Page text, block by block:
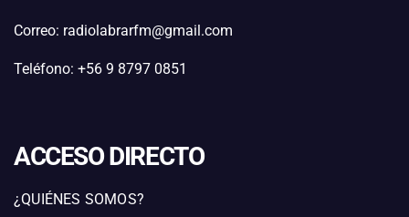
Correo: radiolabrarfm@gmail.com
Teléfono: +56 9 8797 0851
ACCESO DIRECTO
¿QUIÉNES SOMOS?